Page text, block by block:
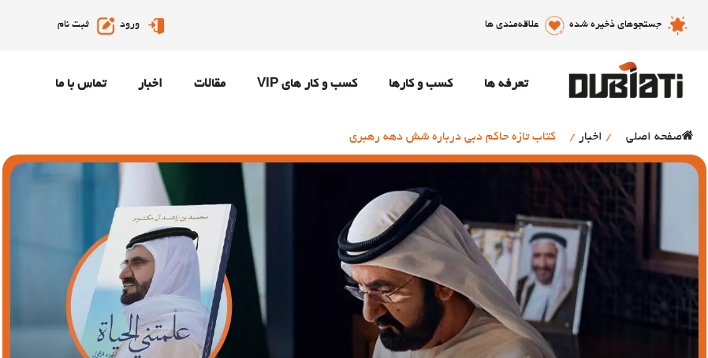
جستجوهای ذخیره شده علاقه‌مندی ها ورود ثبت نام
تعرفه ها کسب و کارها کسب و کار های VIP مقالات اخبار تماس با ما
صفحه اصلی / اخبار / کتاب تازه حاکم دبی درباره شش دهه رهبری